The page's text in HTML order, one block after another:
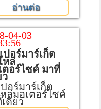
อ่านต่อ
04-03
ปอร์มาร์เก็ต
หล่
ตอร์ไซค์ มาที่
ว
อร์มาร์เก็ต
ล่มอเตอร์ไซค์
ดียว